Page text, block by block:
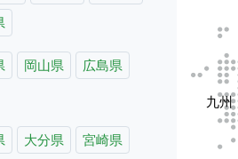
岡山県
広島県
大分県
宮崎県
九州